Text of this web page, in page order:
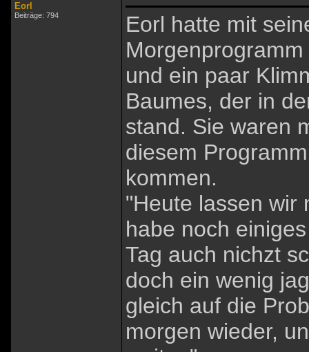
Eorl
Beiträge: 794
Eorl hatte mit
und ein paar
Baumes, der in
stand. Sie waren
diesem
kommen.
"Heute lassen wir
habe noch
Tag auch nichzt
doch ein wenig
gleich auf die
morgen wieder,